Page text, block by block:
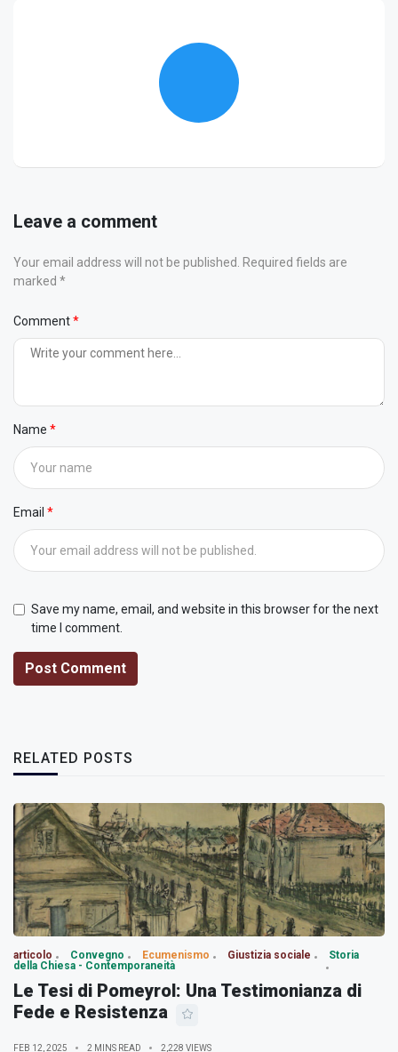
Leave a comment
Your email address will not be published. Required fields are
marked *
Comment
Name
Email
Save my name, email, and website in this browser for the next
time I comment.
Post Comment
RELATED POSTS
articolo Convegno Ecumenismo Giustizia sociale
Storia
della Chiesa - Contemporaneità
Le Tesi di Pomeyrol: Una Testimonianza di
Fede e Resistenza
FEB 12, 2025 2 MINS READ 2,228 VIEWS